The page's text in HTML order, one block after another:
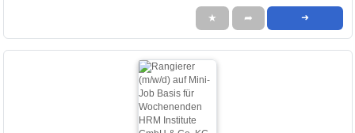
★ ➦ ➜